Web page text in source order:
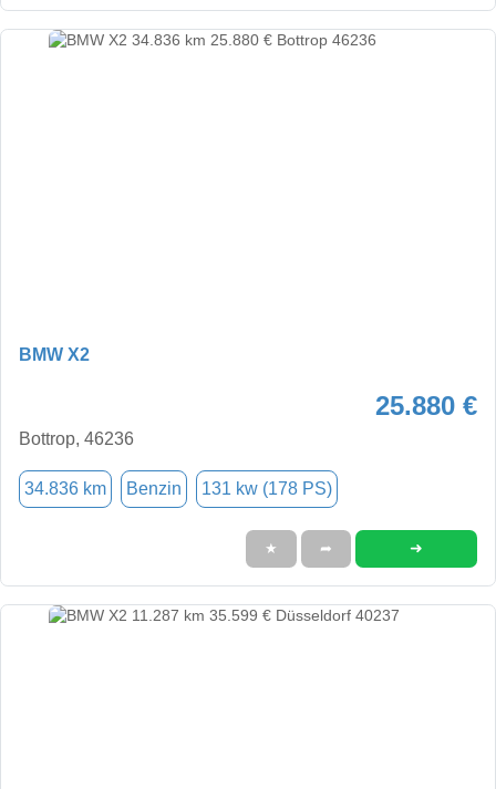
BMW X2
25.880 €
Bottrop, 46236
34.836 km Benzin 131 kw (178 PS)
★ ➦ ➜